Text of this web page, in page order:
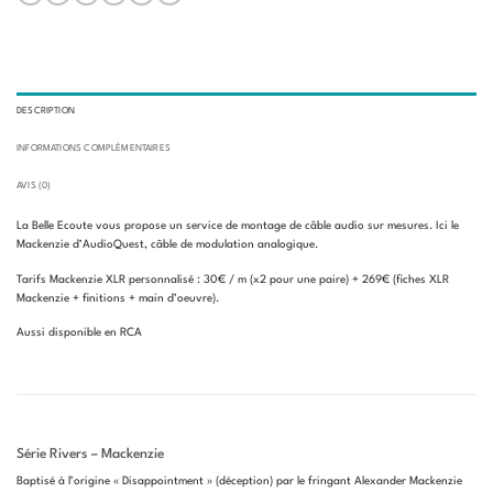
DESCRIPTION
INFORMATIONS COMPLÉMENTAIRES
AVIS (0)
La Belle Ecoute vous propose un service de montage de câble audio sur mesures. Ici le
Mackenzie d’AudioQuest, câble de modulation analogique.
Tarifs Mackenzie XLR personnalisé : 30€ / m (x2 pour une paire) + 269€ (fiches XLR
Mackenzie + finitions + main d’oeuvre).
Aussi disponible en RCA
Série Rivers – Mackenzie
Baptisé à l’origine « Disappointment » (déception) par le fringant Alexander Mackenzie